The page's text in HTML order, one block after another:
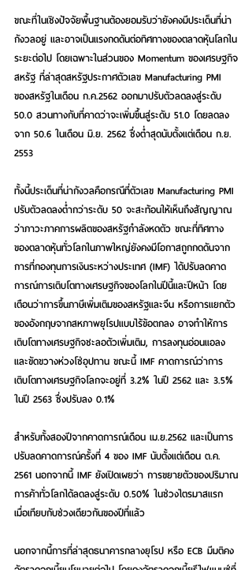
ขณะที่ในเชิงปัจจัยพื้นฐานต้องยอมรับว่ายังคงมีประเด็นที่น่า
กังวลอยู่ และอาจเป็นแรงกดดันต่อทิศทางของตลาดหุ้นโลกใน
ระยะต่อไป โดยเฉพาะในส่วนของ Momentum ของเศรษฐกิจ
สหรัฐ ที่ล่าสุดสหรัฐประกาศตัวเลข Manufacturing PMI
ของสหรัฐในเดือน ก.ค.2562 ออกมาปรับตัวลดลงสู่ระดับ
50.0 สวนทางกับที่คาดว่าจะเพิ่มขึ้นสู่ระดับ 51.0 โดยลดลง
จาก 50.6 ในเดือน มิ.ย. 2562 ซึ่งต่ำสุดนับตั้งแต่เดือน ก.ย.
2553
ทั้งนี้ประเด็นที่น่ากังวลคือกรณีที่ตัวเลข Manufacturing PMI
ปรับตัวลดลงต่ำกว่าระดับ 50 จะสะท้อนให้เห็นถึงสัญญาณ
ว่าภาวะภาคการผลิตของสหรัฐกำลังหดตัว ขณะที่ทิศทาง
ของตลาดหุ้นทั่วโลกในภาพใหญ่ยังคงมีโอกาสถูกกดดันจาก
การที่กองทุนการเงินระหว่างประเทศ (IMF) ได้ปรับลดคาด
การณ์การเติบโตทางเศรษฐกิจของโลกในปีนี้และปีหน้า โดย
เตือนว่าการขึ้นภาษีเพิ่มเติมของสหรัฐและจีน หรือการแยกตัว
ของอังกฤษจากสหภาพยุโรปแบบไร้ข้อตกลง อาจทำให้การ
เติบโตทางเศรษฐกิจชะลอตัวเพิ่มเติม, การลงทุนอ่อนแอลง
และขัดขวางห่วงโซ่อุปทาน ขณะนี้ IMF คาดการณ์ว่าการ
เติบโตทางเศรษฐกิจโลกจะอยู่ที่ 3.2% ในปี 2562 และ 3.5%
ในปี 2563 ซึ่งปรับลง 0.1%
สำหรับทั้งสองปีจากคาดการณ์เดือน เม.ย.2562 และเป็นการ
ปรับลดคาดการณ์ครั้งที่ 4 ของ IMF นับตั้งแต่เดือน ต.ค.
2561 นอกจากนี้ IMF ยังเปิดเผยว่า การขยายตัวของปริมาณ
การค้าทั่วโลกได้ลดลงสู่ระดับ 0.50% ในช่วงไตรมาสแรก
เมื่อเทียบกับช่วงเดียวกันของปีที่แล้ว
นอกจากนี้การที่ล่าสุดธนาคารกลางยุโรป หรือ ECB มีมติคง